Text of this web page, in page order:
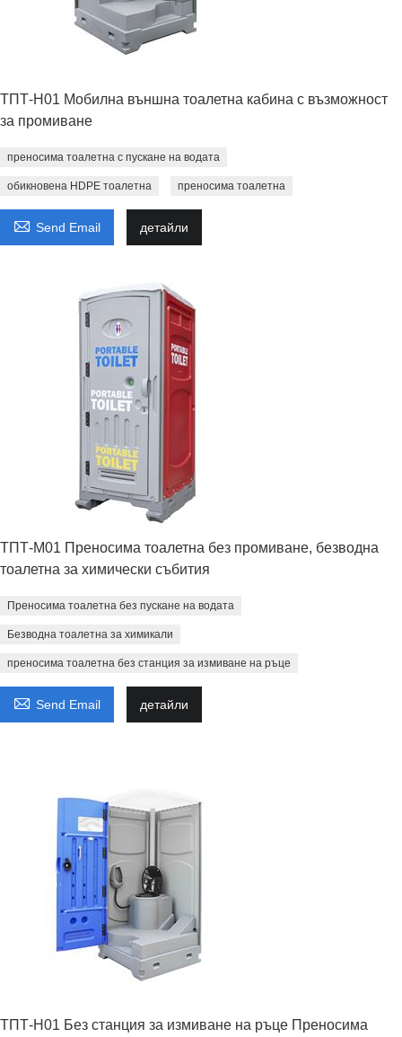
ТПТ-H01 Мобилна външна тоалетна кабина с възможност
за промиване
преносима тоалетна с пускане на водата
обикновена HDPE тоалетна преносима тоалетна
 Send Email детайли
ТПТ-M01 Преносима тоалетна без промиване, безводна
тоалетна за химически събития
Преносима тоалетна без пускане на водата
Безводна тоалетна за химикали
преносима тоалетна без станция за измиване на ръце
 Send Email детайли
ТПТ-H01 Без станция за измиване на ръце Преносима